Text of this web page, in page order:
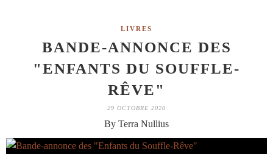
LIVRES
BANDE-ANNONCE DES
"ENFANTS DU SOUFFLE-
RÊVE"
29 OCTOBRE 2020
By Terra Nullius